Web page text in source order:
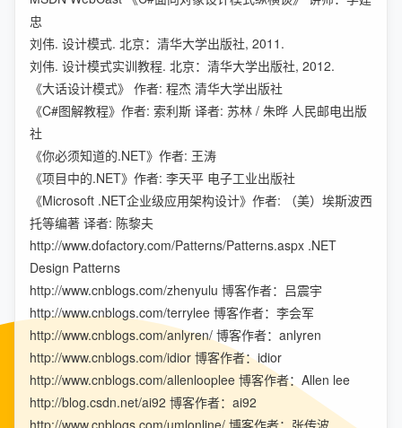
忠
刘伟. 设计模式. 北京：清华大学出版社, 2011.
刘伟. 设计模式实训教程. 北京：清华大学出版社, 2012.
《大话设计模式》 作者: 程杰 清华大学出版社
《C#图解教程》作者: 索利斯 译者: 苏林 / 朱晔 人民邮电出版
社
《你必须知道的.NET》作者: 王涛
《项目中的.NET》作者: 李天平 电子工业出版社
《Microsoft .NET企业级应用架构设计》作者: （美）埃斯波西
托等编著 译者: 陈黎夫
http://www.dofactory.com/Patterns/Patterns.aspx .NET
Design Patterns
http://www.cnblogs.com/zhenyulu 博客作者：吕震宇
http://www.cnblogs.com/terrylee 博客作者：李会军
http://www.cnblogs.com/anlyren/ 博客作者：anlyren
http://www.cnblogs.com/idior 博客作者：idior
http://www.cnblogs.com/allenlooplee 博客作者：Allen lee
http://blog.csdn.net/ai92 博客作者：ai92
http://www.cnblogs.com/umlonline/ 博客作者：张传波